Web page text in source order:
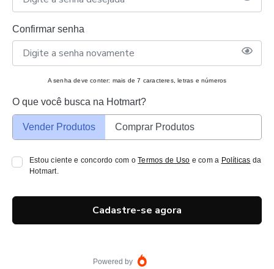
Confirmar senha
A senha deve conter: mais de 7 caracteres, letras e números
O que você busca na Hotmart?
Vender Produtos Comprar Produtos
Estou ciente e concordo com oTermos de Uso e com a Políticas da
Hotmart.
Cadastre-se agora
Powered by